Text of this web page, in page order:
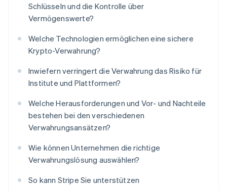
Schlüsseln und die Kontrolle über
Vermögenswerte?
Welche Technologien ermöglichen eine sichere
Krypto-Verwahrung?
Inwiefern verringert die Verwahrung das Risiko für
Institute und Plattformen?
Welche Herausforderungen und Vor- und Nachteile
bestehen bei den verschiedenen
Verwahrungsansätzen?
Wie können Unternehmen die richtige
Verwahrungslösung auswählen?
So kann Stripe Sie unterstützen